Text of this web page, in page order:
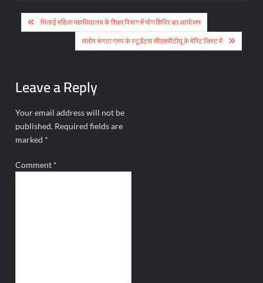
Post
navigation
भिलाई महिला महाविद्यालय के शिक्षा विभाग में योग शिविर का आयोजन
संतोष रूंगटा ग्रुप के स्टूडेंट्स सीएसवीटीयू के मेरिट लिस्ट में
Leave a Reply
Your email address will not be
published. Required fields are
marked *
Comment *